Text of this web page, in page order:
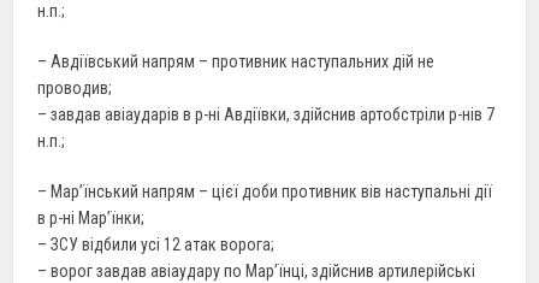
н.п.;
– Авдіївський напрям – противник наступальних дій не
проводив;
– завдав авіаударів в р-ні Авдіївки, здійснив артобстріли р-нів 7
н.п.;
– Мар’їнський напрям – цієї доби противник вів наступальні дії
в р-ні Мар’їнки;
– ЗСУ відбили усі 12 атак ворога;
– ворог завдав авіаудару по Мар’їнці, здійснив артилерійські